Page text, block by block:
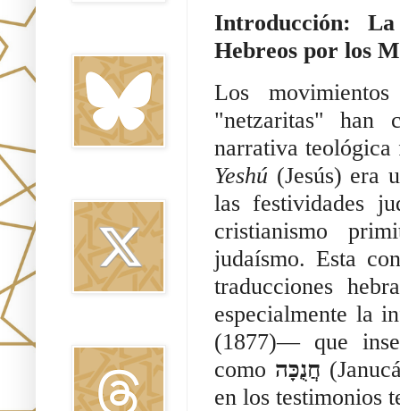
Introducción:
Hebreos por los
Los
"netzaritas" han
narrativa teológica
Yeshú (Jesús) era
las festividades
cristianismo
judaísmo. Esta
traducciones
especialmente la
(1877)— que
como חֲנֻכָּה
en los testimonios